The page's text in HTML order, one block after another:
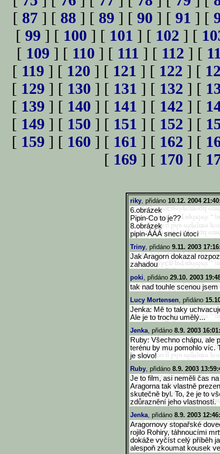
[ 87 ] [ 88 ] [ 89 ] [ 90 ] [ 91 ] [
[ 99 ] [ 100 ] [ 101 ] [ 102 ] [
[ 109 ] [ 110 ] [ 111 ] [ 112 ] [
[ 119 ] [ 120 ] [ 121 ] [ 122 ] [
[ 129 ] [ 130 ] [ 131 ] [ 132 ] [
[ 139 ] [ 140 ] [ 141 ] [ 142 ] [
[ 149 ] [ 150 ] [ 151 ] [ 152 ] [
[ 159 ] [ 160 ] [ 161 ] [ 162 ] [
[ 169 ] [ 170 ] [
riky, přidáno 10.12. 2004
6.obrázek
Pipin-Co to je??
8.obrázek
pipin-ÁÁÁ sneci útoci
Triny, přidáno 9.11. 2003
Jak Aragorn dokazal
zahadou
poki, přidáno 29.10. 2003
tak nad touhle scenou
Lucy Mortensen, přidáno
Jenka: Mě to taky
Ale je to trochu umělý...
Jenka, přidáno 8.9. 2003
Ruby: Všechno chápu, ale
terénu by mu pomohlo víc.
je slovo!
Ruby, přidáno 8.9. 2003
Je to film, asi neměli čas
Aragorna tak vlastně
skutečně byl. To, že je to
zdůraznění jeho vlastností.
Jenka, přidáno 8.9. 2003
Aragornovy stopařské
rojilo Rohiry, táhnoucími
dokáže vyčíst celý příběh
alespoň zkoumat kousek